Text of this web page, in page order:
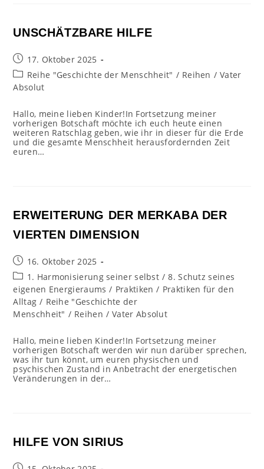
UNSCHÄTZBARE HILFE
Beitrag
veröffentlicht:
17. Oktober 2025
Beitrags-
Kategorie:
Reihe "Geschichte der Menschheit" / Reihen / Vater
Absolut
Hallo, meine lieben Kinder!In Fortsetzung meiner
vorherigen Botschaft möchte ich euch heute einen
weiteren Ratschlag geben, wie ihr in dieser für die Erde
und die gesamte Menschheit herausfordernden Zeit
euren…
ERWEITERUNG DER MERKABA DER
VIERTEN DIMENSION
Beitrag
veröffentlicht:
16. Oktober 2025
Beitrags-
Kategorie:
1. Harmonisierung seiner selbst / 8. Schutz seines
eigenen Energieraums / Praktiken / Praktiken für den
Alltag / Reihe "Geschichte der
Menschheit" / Reihen / Vater Absolut
Hallo, meine lieben Kinder!In Fortsetzung meiner
vorherigen Botschaft werden wir nun darüber sprechen,
was ihr tun könnt, um euren physischen und
psychischen Zustand in Anbetracht der energetischen
Veränderungen in der…
HILFE VON SIRIUS